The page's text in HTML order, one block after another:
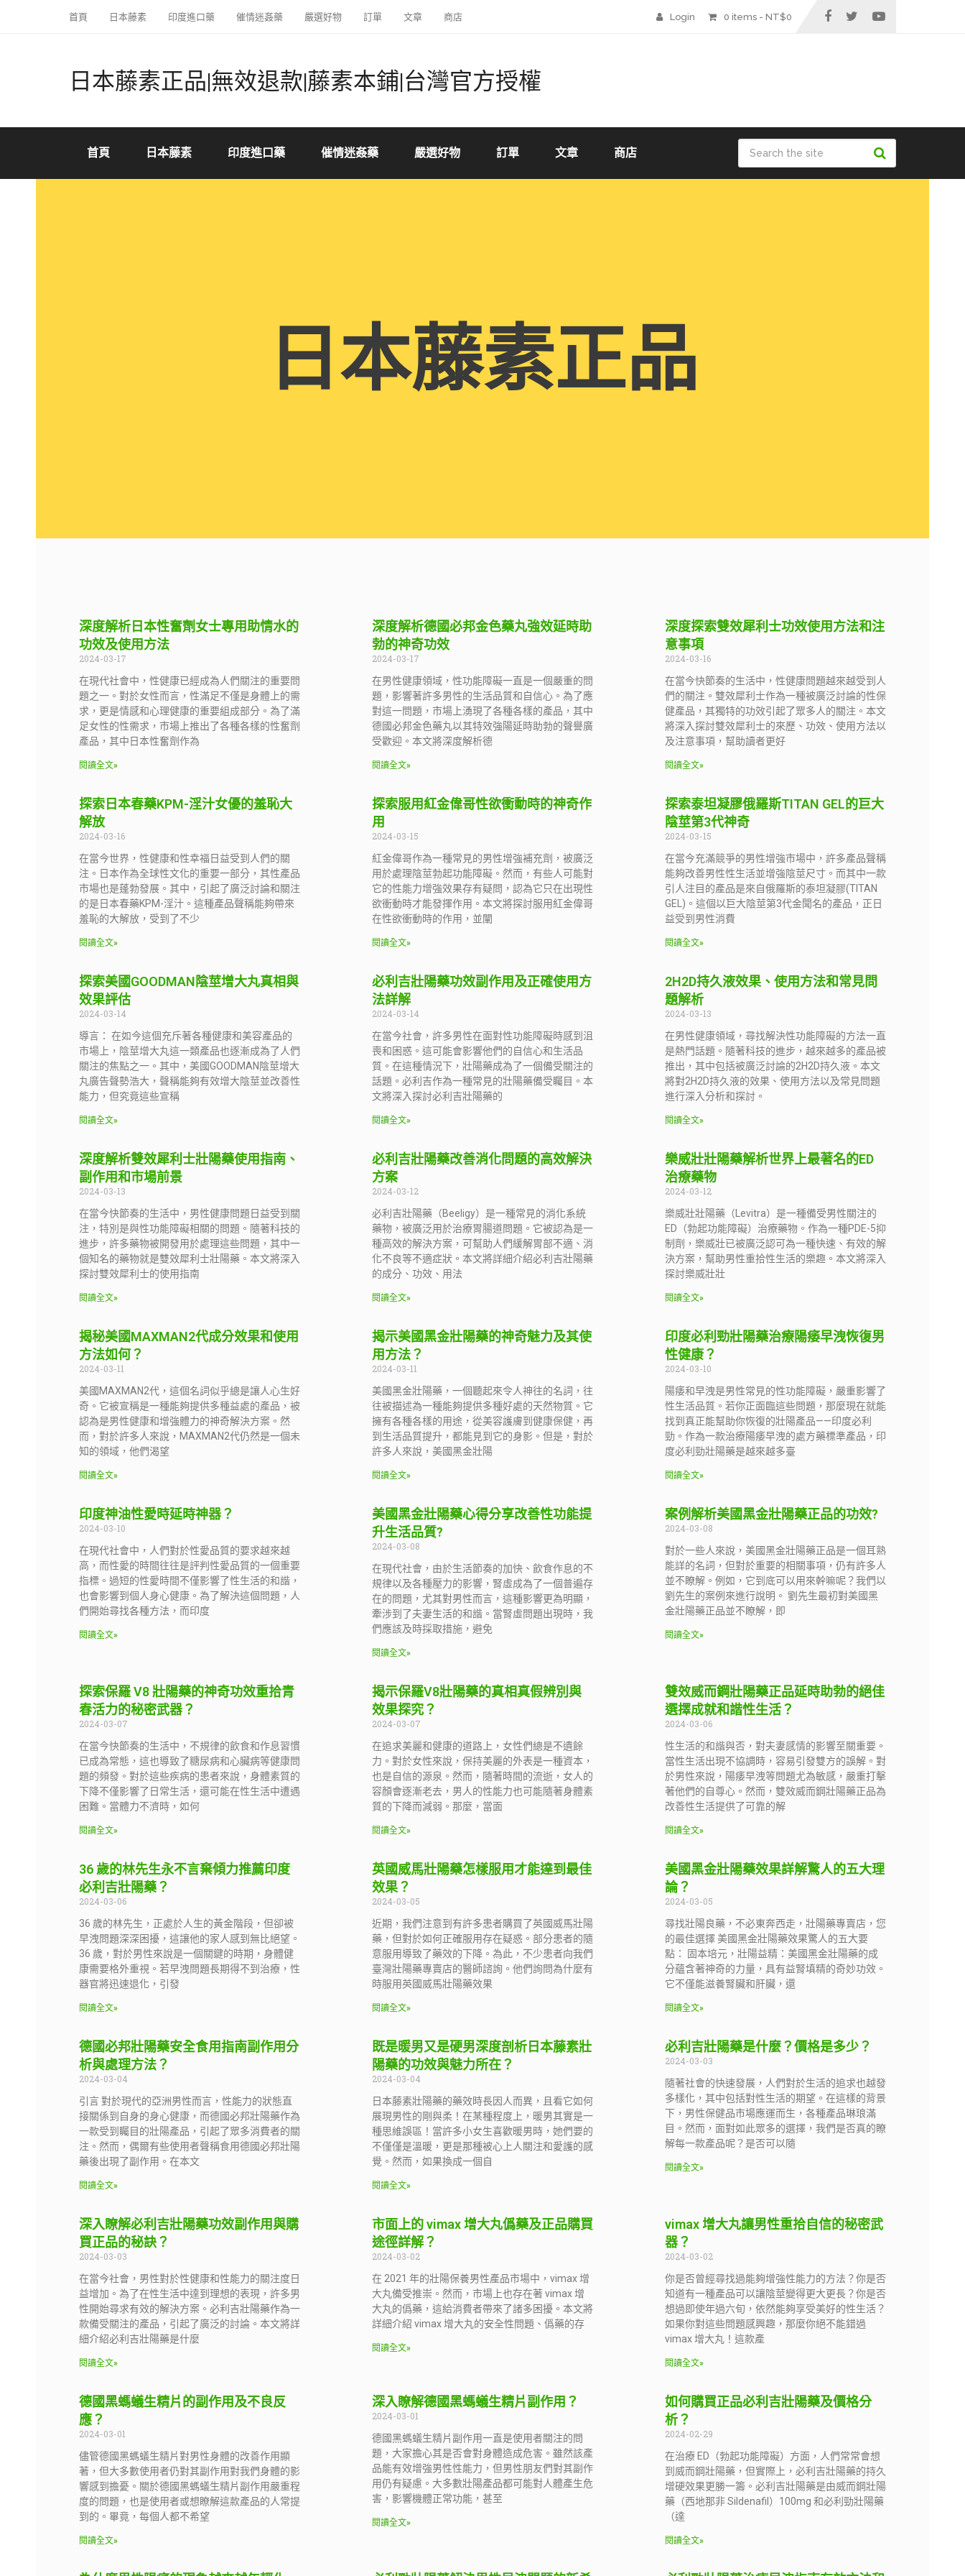
首頁 日本藤素 印度進口藥 催情迷姦藥 嚴選好物 訂單 文章 商店 Login 0 items - NT$0
日本藤素正品|無效退款|藤素本鋪|台灣官方授權
首頁 日本藤素 印度進口藥 催情迷姦藥 嚴選好物 訂單 文章 商店
日本藤素正品
深度解析日本性奮劑女士專用助情水的
功效及使用方法
2024-03-17
在現代社會中，性健康已經成為人們關注的重要問
題之一。對於女性而言，性滿足不僅是身體上的需
求，更是情感和心理健康的重要組成部分。為了滿
足女性的性需求，市場上推出了各種各樣的性奮劑
產品，其中日本性奮劑作為
閱讀全文»
深度解析德國必邦金色藥丸強效延時助
勃的神奇功效
2024-03-17
在男性健康領域，性功能障礙一直是一個嚴重的問
題，影響著許多男性的生活品質和自信心。為了應
對這一問題，市場上湧現了各種各樣的產品，其中
德國必邦金色藥丸以其特效強陽延時助勃的聲譽廣
受歡迎。本文將深度解析德
閱讀全文»
深度探索雙效犀利士功效使用方法和注
意事項
2024-03-16
在當今快節奏的生活中，性健康問題越來越受到人
們的關注。雙效犀利士作為一種被廣泛討論的性保
健產品，其獨特的功效引起了眾多人的關注。本文
將深入探討雙效犀利士的來歷、功效、使用方法以
及注意事項，幫助讀者更好
閱讀全文»
探索日本春藥KPM-淫汁女優的羞恥大
解放
2024-03-16
在當今世界，性健康和性幸福日益受到人們的關
注。日本作為全球性文化的重要一部分，其性產品
市場也是蓬勃發展。其中，引起了廣泛討論和關注
的是日本春藥KPM-淫汁。這種產品聲稱能夠帶來
羞恥的大解放，受到了不少
閱讀全文»
探索服用紅金偉哥性欲衝動時的神奇作
用
2024-03-15
紅金偉哥作為一種常見的男性增強補充劑，被廣泛
用於處理陰莖勃起功能障礙。然而，有些人可能對
它的性能力增強效果存有疑問，認為它只在出現性
欲衝動時才能發揮作用。本文將探討服用紅金偉哥
在性欲衝動時的作用，並闡
閱讀全文»
探索泰坦凝膠俄羅斯TITAN GEL的巨大
陰莖第3代神奇
2024-03-15
在當今充滿競爭的男性增強市場中，許多產品聲稱
能夠改善男性性生活並增強陰莖尺寸。而其中一款
引人注目的產品是來自俄羅斯的泰坦凝膠(TITAN
GEL)。這個以巨大陰莖第3代金聞名的產品，正日
益受到男性消費
閱讀全文»
探索美國GOODMAN陰莖增大丸真相與
效果評估
2024-03-14
導言： 在如今這個充斥著各種健康和美容產品的
市場上，陰莖增大丸這一類產品也逐漸成為了人們
關注的焦點之一。其中，美國GOODMAN陰莖增大
丸廣告聲勢浩大，聲稱能夠有效增大陰莖並改善性
能力，但究竟這些宣稱
閱讀全文»
必利吉壯陽藥功效副作用及正確使用方
法詳解
2024-03-14
在當今社會，許多男性在面對性功能障礙時感到沮
喪和困惑。這可能會影響他們的自信心和生活品
質。在這種情況下，壯陽藥成為了一個備受關注的
話題。必利吉作為一種常見的壯陽藥備受矚目。本
文將深入探討必利吉壯陽藥的
閱讀全文»
2H2D持久液效果、使用方法和常見問
題解析
2024-03-13
在男性健康領域，尋找解決性功能障礙的方法一直
是熱門話題。隨著科技的進步，越來越多的產品被
推出，其中包括被廣泛討論的2H2D持久液。本文
將對2H2D持久液的效果、使用方法以及常見問題
進行深入分析和探討。
閱讀全文»
深度解析雙效犀利士壯陽藥使用指南、
副作用和市場前景
2024-03-13
在當今快節奏的生活中，男性健康問題日益受到關
注，特別是與性功能障礙相關的問題。隨著科技的
進步，許多藥物被開發用於處理這些問題，其中一
個知名的藥物就是雙效犀利士壯陽藥。本文將深入
探討雙效犀利士的使用指南
閱讀全文»
必利吉壯陽藥改善消化問題的高效解決
方案
2024-03-12
必利吉壯陽藥（Beeligy）是一種常見的消化系統
藥物，被廣泛用於治療胃腸道問題。它被認為是一
種高效的解決方案，可幫助人們緩解胃部不適、消
化不良等不適症狀。本文將詳細介紹必利吉壯陽藥
的成分、功效、用法
閱讀全文»
樂威壯壯陽藥解析世界上最著名的ED
治療藥物
2024-03-12
樂威壯壯陽藥（Levitra）是一種備受男性關注的
ED（勃起功能障礙）治療藥物。作為一種PDE-5抑
制劑，樂威壯已被廣泛認可為一種快速、有效的解
決方案，幫助男性重拾性生活的樂趣。本文將深入
探討樂威壯壯
閱讀全文»
揭秘美國MAXMAN2代成分效果和使用
方法如何？
2024-03-11
美國MAXMAN2代，這個名詞似乎總是讓人心生好
奇。它被宣稱是一種能夠提供多種益處的產品，被
認為是男性健康和增強體力的神奇解決方案。然
而，對於許多人來說，MAXMAN2代仍然是一個未
知的領域，他們渴望
閱讀全文»
揭示美國黑金壯陽藥的神奇魅力及其使
用方法？
2024-03-11
美國黑金壯陽藥，一個聽起來令人神往的名詞，往
往被描述為一種能夠提供多種好處的天然物質。它
擁有各種各樣的用途，從美容護膚到健康保健，再
到生活品質提升，都能見到它的身影。但是，對於
許多人來說，美國黑金壯陽
閱讀全文»
印度必利勁壯陽藥治療陽痿早洩恢復男
性健康？
2024-03-10
陽痿和早洩是男性常見的性功能障礙，嚴重影響了
性生活品質。若你正面臨這些問題，那麼現在就能
找到真正能幫助你恢復的壯陽產品——印度必利
勁。作為一款治療陽痿早洩的處方藥標準產品，印
度必利勁壯陽藥是越來越多臺
閱讀全文»
印度神油性愛時延時神器？
2024-03-10
在現代社會中，人們對於性愛品質的要求越來越
高，而性愛的時間往往是評判性愛品質的一個重要
指標。過短的性愛時間不僅影響了性生活的和諧，
也會影響到個人身心健康。為了解決這個問題，人
們開始尋找各種方法，而印度
閱讀全文»
美國黑金壯陽藥心得分享改善性功能提
升生活品質?
2024-03-08
在現代社會，由於生活節奏的加快、飲食作息的不
規律以及各種壓力的影響，腎虛成為了一個普遍存
在的問題，尤其對男性而言，這種影響更為明顯，
牽涉到了夫妻生活的和諧。當腎虛問題出現時，我
們應該及時採取措施，避免
閱讀全文»
案例解析美國黑金壯陽藥正品的功效?
2024-03-08
對於一些人來說，美國黑金壯陽藥正品是一個耳熟
能詳的名詞，但對於重要的相關事項，仍有許多人
並不瞭解。例如，它到底可以用來幹嘛呢？我們以
劉先生的案例來進行說明。 劉先生最初對美國黑
金壯陽藥正品並不瞭解，即
閱讀全文»
探索保羅 V8 壯陽藥的神奇功效重拾青
春活力的秘密武器？
2024-03-07
在當今快節奏的生活中，不規律的飲食和作息習慣
已成為常態，這也導致了糖尿病和心臟病等健康問
題的頻發。對於這些疾病的患者來說，身體素質的
下降不僅影響了日常生活，還可能在性生活中遭遇
困難。當體力不濟時，如何
閱讀全文»
揭示保羅V8壯陽藥的真相真假辨別與
效果探究？
2024-03-07
在追求美麗和健康的道路上，女性們總是不遺餘
力。對於女性來說，保持美麗的外表是一種資本，
也是自信的源泉。然而，隨著時間的流逝，女人的
容顏會逐漸老去，男人的性能力也可能隨著身體素
質的下降而減弱。那麼，當面
閱讀全文»
雙效威而鋼壯陽藥正品延時助勃的絕佳
選擇成就和諧性生活？
2024-03-06
性生活的和諧與否，對夫妻感情的影響至關重要。
當性生活出現不協調時，容易引發雙方的誤解。對
於男性來說，陽痿早洩等問題尤為敏感，嚴重打擊
著他們的自尊心。然而，雙效威而鋼壯陽藥正品為
改善性生活提供了可靠的解
閱讀全文»
36 歲的林先生永不言棄傾力推薦印度
必利吉壯陽藥？
2024-03-06
36 歲的林先生，正處於人生的黃金階段，但卻被
早洩問題深深困擾，這讓他的家人感到無比絕望。
36 歲，對於男性來說是一個關鍵的時期，身體健
康需要格外重視。若早洩問題長期得不到治療，性
器官將迅速退化，引發
閱讀全文»
英國威馬壯陽藥怎樣服用才能達到最佳
效果？
2024-03-05
近期，我們注意到有許多患者購買了英國威馬壯陽
藥，但對於如何正確服用存在疑惑。部分患者的隨
意服用導致了藥效的下降。為此，不少患者向我們
臺灣壯陽藥專賣店的醫師諮詢。他們詢問為什麼有
時服用英國威馬壯陽藥效果
閱讀全文»
美國黑金壯陽藥效果詳解驚人的五大理
論？
2024-03-05
尋找壯陽良藥，不必東奔西走，壯陽藥專賣店，您
的最佳選擇 美國黑金壯陽藥效果驚人的五大要
點： 固本培元，壯陽益精：美國黑金壯陽藥的成
分蘊含著神奇的力量，具有益腎填精的奇妙功效。
它不僅能滋養腎臟和肝臟，還
閱讀全文»
德國必邦壯陽藥安全食用指南副作用分
析與處理方法？
2024-03-04
引言 對於現代的亞洲男性而言，性能力的狀態直
接關係到自身的身心健康，而德國必邦壯陽藥作為
一款受到矚目的壯陽產品，引起了眾多消費者的關
注。然而，偶爾有些使用者聲稱食用德國必邦壯陽
藥後出現了副作用。在本文
閱讀全文»
既是暖男又是硬男深度剖析日本藤素壯
陽藥的功效與魅力所在？
2024-03-04
日本藤素壯陽藥的藥效時長因人而異，且看它如何
展現男性的剛與柔！在某種程度上，暖男其實是一
種思維誤區！當許多小女生喜歡暖男時，她們要的
不僅僅是溫暖，更是那種被心上人關注和愛護的感
覺。然而，如果換成一個自
閱讀全文»
必利吉壯陽藥是什麼？價格是多少？
2024-03-03
隨著社會的快速發展，人們對於生活的追求也越發
多樣化，其中包括對性生活的期望。在這樣的背景
下，男性保健品市場應運而生，各種產品琳琅滿
目。然而，面對如此眾多的選擇，我們是否真的瞭
解每一款產品呢？是否可以隨
閱讀全文»
深入瞭解必利吉壯陽藥功效副作用與購
買正品的秘訣？
2024-03-03
在當今社會，男性對於性健康和性能力的關注度日
益增加。為了在性生活中達到理想的表現，許多男
性開始尋求有效的解決方案。必利吉壯陽藥作為一
款備受關注的產品，引起了廣泛的討論。本文將詳
細介紹必利吉壯陽藥是什麼
閱讀全文»
市面上的 vimax 增大丸僞藥及正品購買
途徑詳解？
2024-03-02
在 2021 年的壯陽保養男性產品市場中，vimax 增
大丸備受推崇。然而，市場上也存在著 vimax 增
大丸的僞藥，這給消費者帶來了諸多困擾。本文將
詳細介紹 vimax 增大丸的安全性問題、僞藥的存
閱讀全文»
vimax 增大丸讓男性重拾自信的秘密武
器？
2024-03-02
你是否曾經尋找過能夠增強性能力的方法？你是否
知道有一種產品可以讓陰莖變得更大更長？你是否
想過即使年過六旬，依然能夠享受美好的性生活？
如果你對這些問題感興趣，那麼你絕不能錯過
vimax 增大丸！這款產
閱讀全文»
德國黑螞蟻生精片的副作用及不良反
應？
2024-03-01
儘管德國黑螞蟻生精片對男性身體的改善作用顯
著，但大多數使用者仍對其副作用對我們身體的影
響感到擔憂。關於德國黑螞蟻生精片副作用嚴重程
度的問題，也是使用者或想瞭解這款產品的人常提
到的。畢竟，每個人都不希望
閱讀全文»
深入瞭解德國黑螞蟻生精片副作用？
2024-03-01
德國黑螞蟻生精片副作用一直是使用者關注的問
題，大家擔心其是否會對身體造成危害。雖然該產
品能有效增強男性性能力，但男性朋友們對其副作
用仍有疑慮。大多數壯陽產品都可能對人體產生危
害，影響機體正常功能，甚至
閱讀全文»
如何購買正品必利吉壯陽藥及價格分
析？
2024-02-29
在治療 ED（勃起功能障礙）方面，人們常常會想
到威而鋼壯陽藥，但實際上，必利吉壯陽藥的持久
增硬效果更勝一籌。必利吉壯陽藥是由威而鋼壯陽
藥（西地那非 Sildenafil）100mg 和必利勁壯陽藥
（達
閱讀全文»